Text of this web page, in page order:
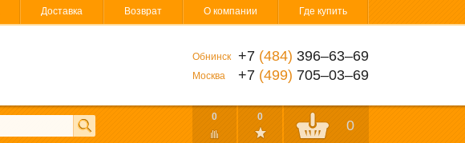
Доставка Возврат О компании Где купить
Обнинск +7 (484) 396‒63‒69
Москва +7 (499) 705‒03‒69
0 0
0